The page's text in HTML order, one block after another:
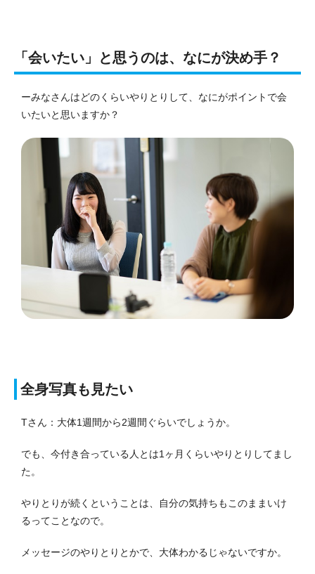
「会いたい」と思うのは、なにが決め手？
ーみなさんはどのくらいやりとりして、なにがポイントで会
いたいと思いますか？
全身写真も見たい
Tさん：大体1週間から2週間ぐらいでしょうか。
でも、今付き合っている人とは1ヶ月くらいやりとりしてまし
た。
やりとりが続くということは、自分の気持ちもこのままいけ
るってことなので。
メッセージのやりとりとかで、大体わかるじゃないですか。